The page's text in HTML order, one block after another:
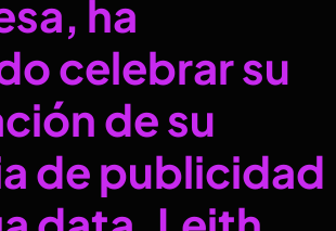
ha
celebrar su
de su
de publicidad